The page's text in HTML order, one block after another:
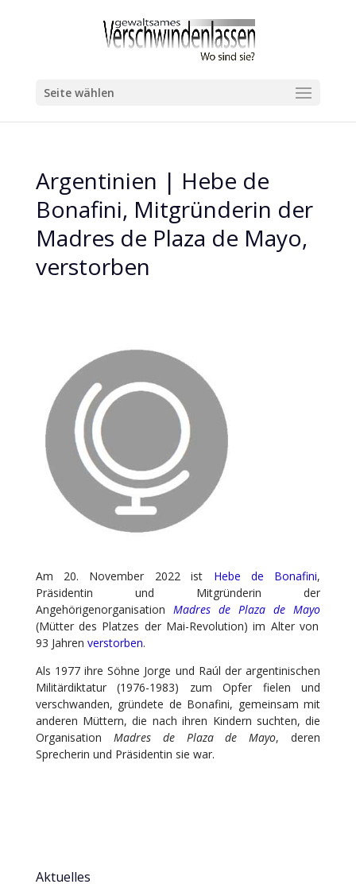
Seite wählen
Argentinien | Hebe de
Bonafini, Mitgründerin der
Madres de Plaza de Mayo,
verstorben
Am 20. November 2022 ist Hebe de Bonafini,
Präsidentin und Mitgründerin der
Angehörigenorganisation Madres de Plaza de Mayo
(Mütter des Platzes der Mai-Revolution) im Alter von
93 Jahren verstorben.
Als 1977 ihre Söhne Jorge und Raúl der argentinischen
Militärdiktatur (1976-1983) zum Opfer fielen und
verschwanden, gründete de Bonafini, gemeinsam mit
anderen Müttern, die nach ihren Kindern suchten, die
Organisation Madres de Plaza de Mayo, deren
Sprecherin und Präsidentin sie war.
Aktuelles